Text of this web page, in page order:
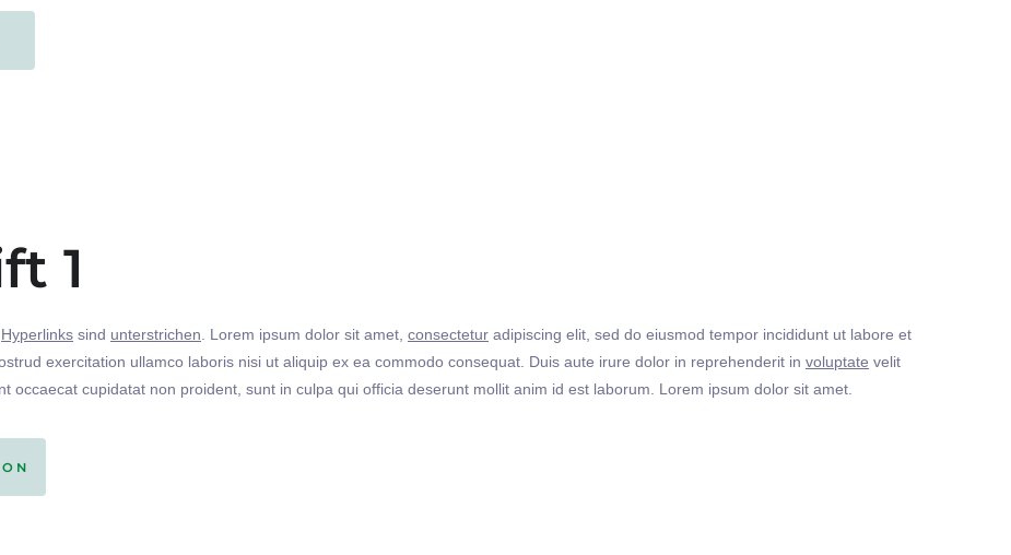
1
Hyperlinks sind unterstrichen . Lorem ipsum dolor sit amet, consectetur adipiscing elit, sed do eiusmod tempor incididunt ut labore et
exercitation ullamco laboris nisi ut aliquip ex ea commodo consequat. Duis aute irure dolor in reprehenderit in voluptate velit
occaecat cupidatat non proident, sunt in culpa qui officia deserunt mollit anim id est laborum. Lorem ipsum dolor sit amet.